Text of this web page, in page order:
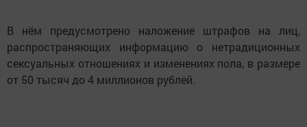
В нём предусмотрено наложение штрафов на лиц,
распространяющих информацию о нетрадиционных
сексуальных отношениях и изменениях пола, в размере
от 50 тысяч до 4 миллионов рублей.